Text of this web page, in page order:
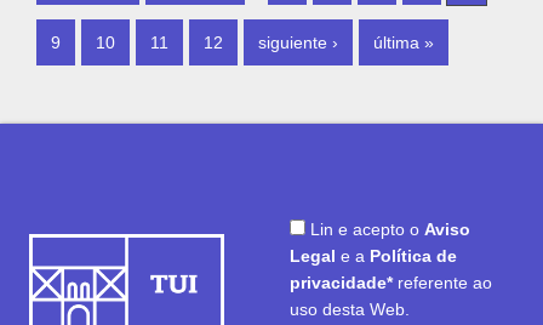
9 10 11 12 siguiente › última »
Lin e acepto o Aviso
Legal e a Política de
privacidade* referente ao
uso desta Web.